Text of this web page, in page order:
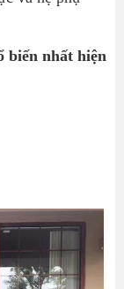
Cường
biến nhất hiện